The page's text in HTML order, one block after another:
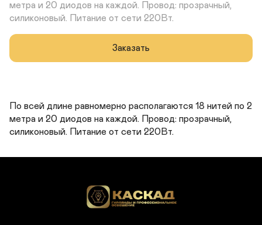
метра и 20 диодов на каждой. Провод: прозрачный,
силиконовый. Питание от сети 220Вт.
Заказать
По всей длине равномерно располагаются 18 нитей по 2
метра и 20 диодов на каждой. Провод: прозрачный,
силиконовый. Питание от сети 220Вт.